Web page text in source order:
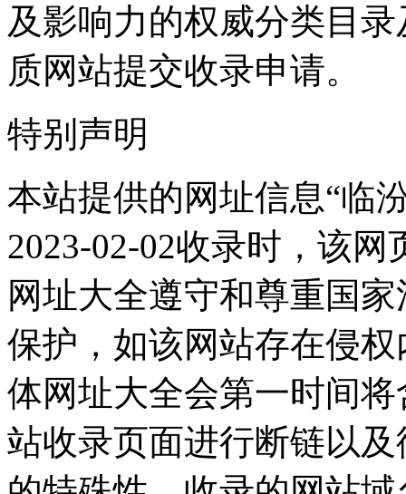
及影响力的权威分类目
质网站提交收录申请。
特别声明
本站提供的网址信息“临
2023-02-02收录时，该
网址大全遵守和尊重国
保护，如该网站存在侵
体网址大全会第一时间
站收录页面进行断链以